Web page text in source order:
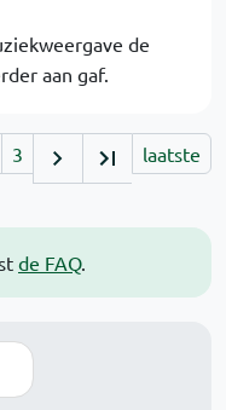
de FAQ.
de
aan gaf.
3 laatste